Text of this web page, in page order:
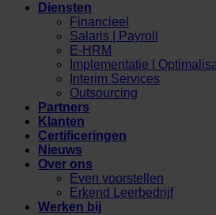
Diensten
Financieel
Salaris | Payroll
E-HRM
Implementatie |
Interim Services
Outsourcing
Partners
Klanten
Certificeringen
Nieuws
Over ons
Even voorstellen
Erkend Leerbedrijf
Werken bij